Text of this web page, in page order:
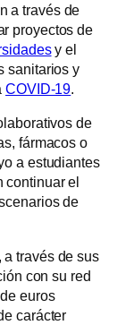
a través de
proyectos de
y el
sanitarios y
COVID-19.
de
fármacos o
a estudiantes
continuar el
de
través de sus
con su red
euros
carácter